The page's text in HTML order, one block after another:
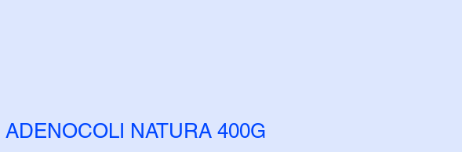
ADENOCOLI NATURA 400G